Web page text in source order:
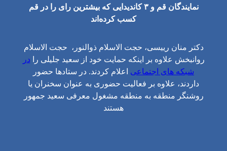
نمایندگان قم و ۳ کاندیدایی که بیشترین رای را در قم
کسب کرده‌اند
دکتر منان رییسی، حجت الاسلام ذوالنور، حجت الاسلام
روانبخش علاوه بر اینکه حمایت خود از سعید جلیلی را در
شبکه های اجتماعی اعلام کردند. در ستادها حضور
داردند، علاوه بر فعالیت حضوری به عنوان سخنران یا
روشنگر منطقه به منطقه مشغول معرفی سعید جمهور
هستند